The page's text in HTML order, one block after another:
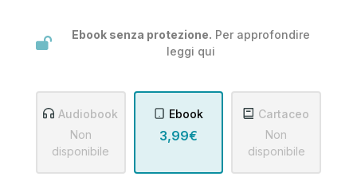
Ebook senza protezione. Per approfondire
leggi qui
Audiobook
Non
disponibile
Ebook
3,99€
Cartaceo
Non
disponibile